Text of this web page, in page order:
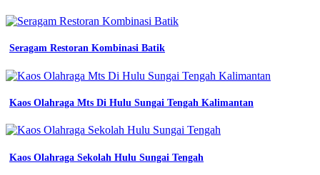
pekerja
pabrik
dari
baju
kerja
kasar
smart
kombinasi
seragam
Seragam Restoran Kombinasi Batik
Kaos Olahraga Mts Di Hulu Sungai Tengah Kalimantan
Kaos Olahraga Sekolah Hulu Sungai Tengah